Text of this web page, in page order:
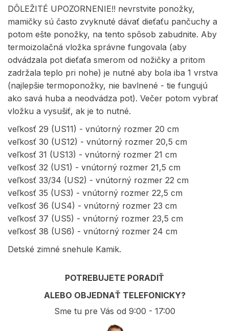
DÔLEŽITÉ UPOZORNENIE!! nevrstvite ponožky,
mamičky sú často zvyknuté dávať dieťaťu pančuchy a
potom ešte ponožky, na tento spôsob zabudnite. Aby
termoizolačná vložka správne fungovala (aby
odvádzala pot dieťaťa smerom od nožičky a pritom
zadržala teplo pri nohe) je nutné aby bola iba 1 vrstva
(najlepšie termoponožky, nie bavlnené - tie fungujú
ako savá huba a neodvádza pot). Večer potom vybrať
vložku a vysušiť, ak je to nutné.
veľkosť 29 (US11) - vnútorný rozmer 20 cm
veľkosť 30 (US12) - vnútorný rozmer 20,5 cm
veľkosť 31 (US13) - vnútorný rozmer 21 cm
veľkosť 32 (US1) - vnútorný rozmer 21,5 cm
veľkosť 33/34 (US2) - vnútorný rozmer 22 cm
veľkosť 35 (US3) - vnútorný rozmer 22,5 cm
veľkosť 36 (US4) - vnútorný rozmer 23 cm
veľkosť 37 (US5) - vnútorný rozmer 23,5 cm
veľkosť 38 (US6) - vnútorný rozmer 24 cm
Detské zimné snehule Kamik.
POTREBUJETE PORADIŤ
ALEBO OBJEDNAŤ TELEFONICKY?
Sme tu pre Vás od 9:00 - 17:00